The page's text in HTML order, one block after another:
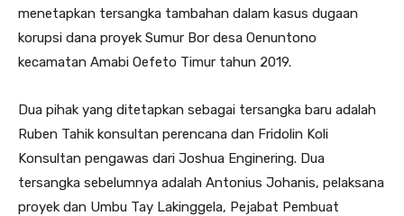
menetapkan tersangka tambahan dalam kasus dugaan
korupsi dana proyek Sumur Bor desa Oenuntono
kecamatan Amabi Oefeto Timur tahun 2019.
Dua pihak yang ditetapkan sebagai tersangka baru adalah
Ruben Tahik konsultan perencana dan Fridolin Koli
Konsultan pengawas dari Joshua Enginering. Dua
tersangka sebelumnya adalah Antonius Johanis, pelaksana
proyek dan Umbu Tay Lakinggela, Pejabat Pembuat